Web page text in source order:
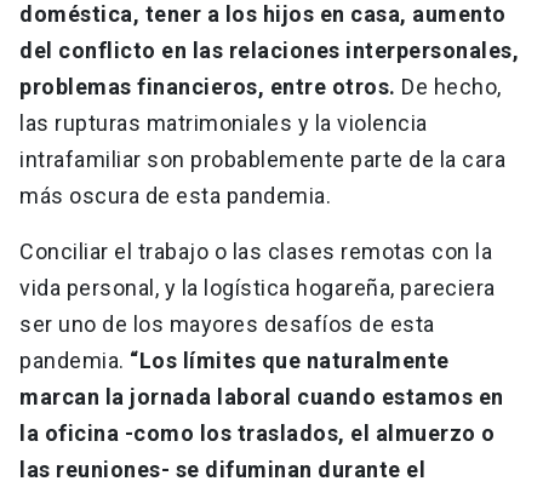
doméstica, tener a los hijos en casa, aumento
del conflicto en las relaciones interpersonales,
problemas financieros, entre otros. De hecho,
las rupturas matrimoniales y la violencia
intrafamiliar son probablemente parte de la cara
más oscura de esta pandemia.
Conciliar el trabajo o las clases remotas con la
vida personal, y la logística hogareña, pareciera
ser uno de los mayores desafíos de esta
pandemia. “Los límites que naturalmente
marcan la jornada laboral cuando estamos en
la oficina -como los traslados, el almuerzo o
las reuniones- se difuminan durante el